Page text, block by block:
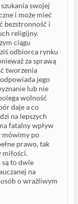
swojej
i może mieć
bezstronność i
religijny.
ciągu
odbiorca rynku
za sprawą
tworzenia
jego
lub nie
wolność
daje a co
na lepszych
fatalny wpływ
mówimy po
prawo, tak
miłości.
to dwie
na
o wrażliwym